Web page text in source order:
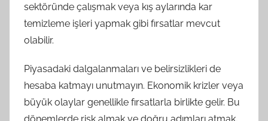
sektöründe çalışmak veya kış aylarında kar
temizleme işleri yapmak gibi fırsatlar mevcut
olabilir.
Piyasadaki dalgalanmaları ve belirsizlikleri de
hesaba katmayı unutmayın. Ekonomik krizler veya
büyük olaylar genellikle fırsatlarla birlikte gelir. Bu
dönemlerde risk almak ve doğru adımları atmak,